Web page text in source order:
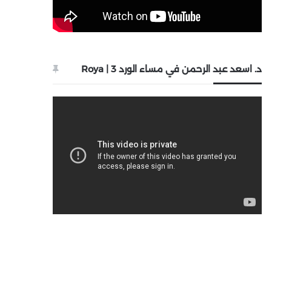
د. اسعد عبد الرحمن في مساء الورد 3 | Roya